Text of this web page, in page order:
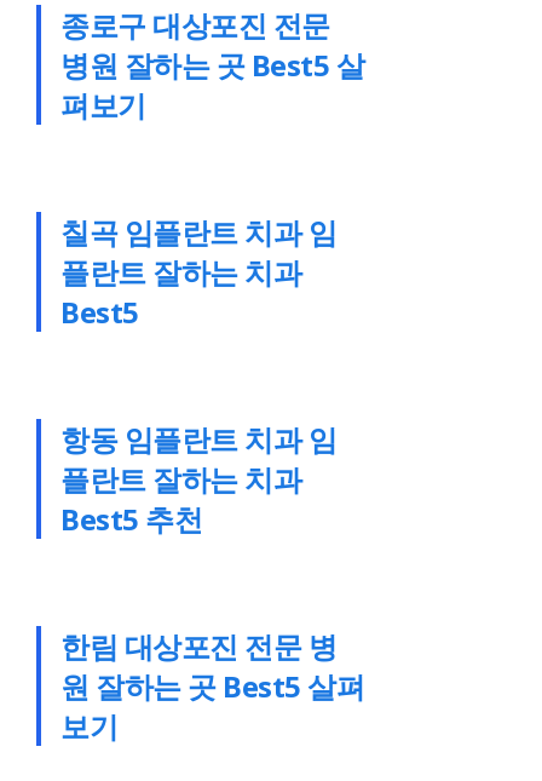
종로구 대상포진 전문
병원 잘하는 곳 Best5 살
펴보기
칠곡 임플란트 치과 임
플란트 잘하는 치과
Best5
항동 임플란트 치과 임
플란트 잘하는 치과
Best5 추천
한림 대상포진 전문 병
원 잘하는 곳 Best5 살펴
보기